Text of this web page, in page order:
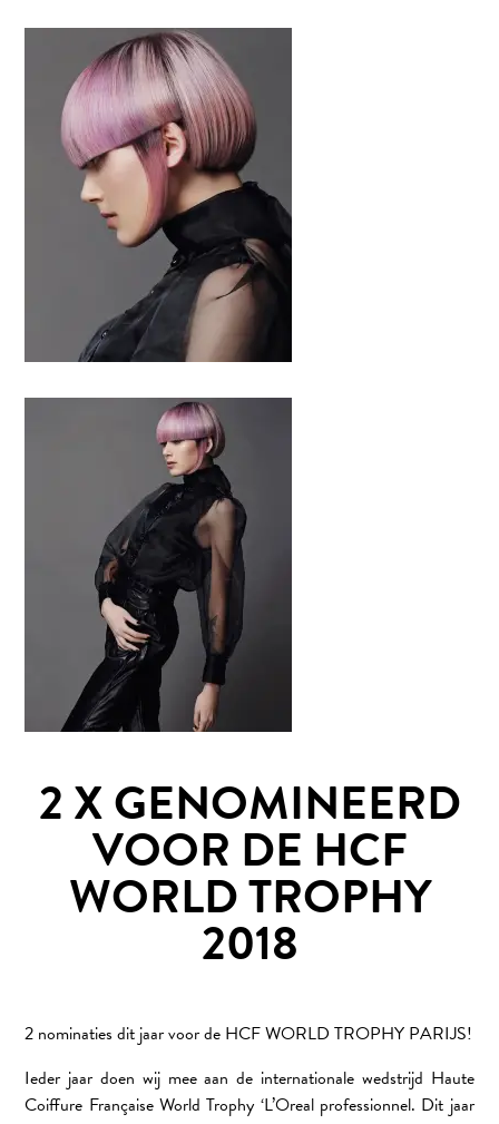
2 X GENOMINEERD
VOOR DE HCF
WORLD TROPHY
2018
2 nominaties dit jaar voor de HCF WORLD TROPHY PARIJS!
Ieder jaar doen wij mee aan de internationale wedstrijd Haute
Coiffure Française World Trophy ‘L’Oreal professionnel. Dit jaar